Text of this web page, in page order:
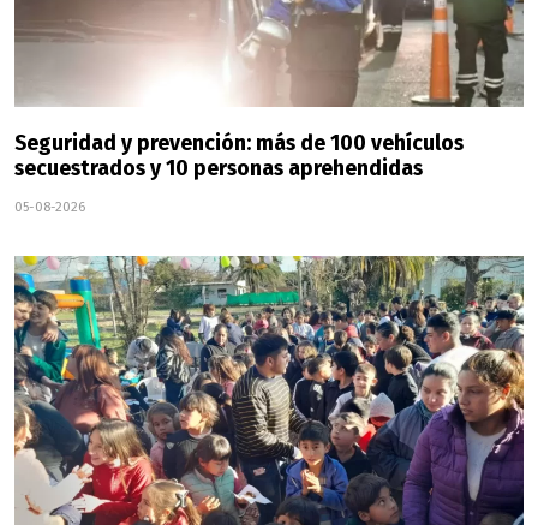
Seguridad y prevención: más de 100 vehículos
secuestrados y 10 personas aprehendidas
05-08-2026